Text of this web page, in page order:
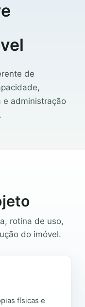
de
e administração
rotina de uso,
do imóvel.
físicas e